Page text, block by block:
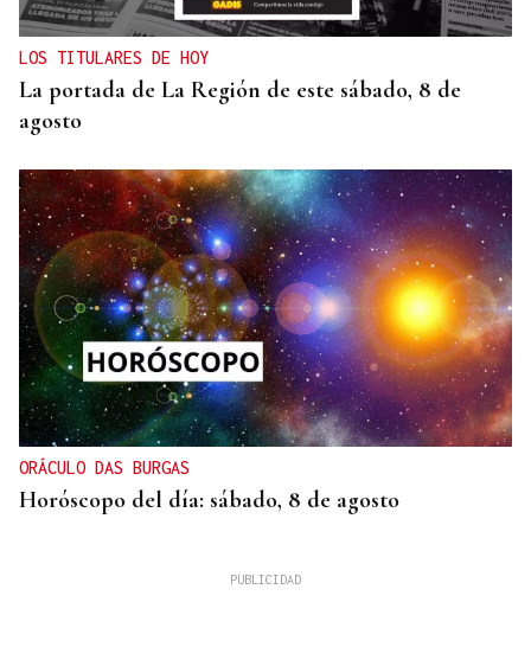
LOS TITULARES DE HOY
La portada de La Región de este sábado, 8 de
agosto
ORÁCULO DAS BURGAS
Horóscopo del día: sábado, 8 de agosto